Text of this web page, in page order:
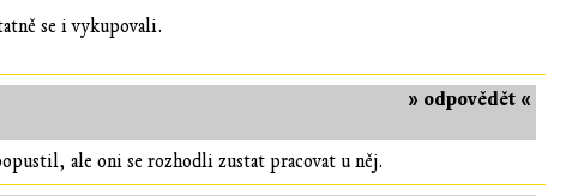
se i vykupovali.
» odpovědět «
ale oni se rozhodli zustat pracovat u něj.